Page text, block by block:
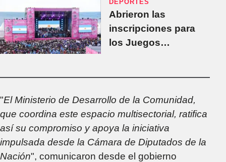
en Discapacidad
DEPORTES
Abrieron las
inscripciones para
los Juegos
"El Ministerio de Desarrollo de la Comunidad,
que coordina este espacio multisectorial, ratifica
así su compromiso y apoya la iniciativa
impulsada desde la Cámara de Diputados de la
Nación", comunicaron desde el gobierno